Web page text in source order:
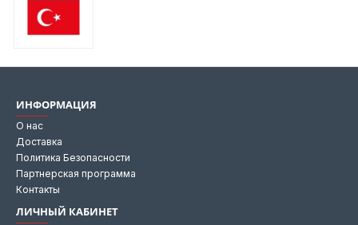
ИНФОРМАЦИЯ
О нас
Доставка
Политика Безопасности
Партнерская программа
Контакты
ЛИЧНЫЙ КАБИНЕТ